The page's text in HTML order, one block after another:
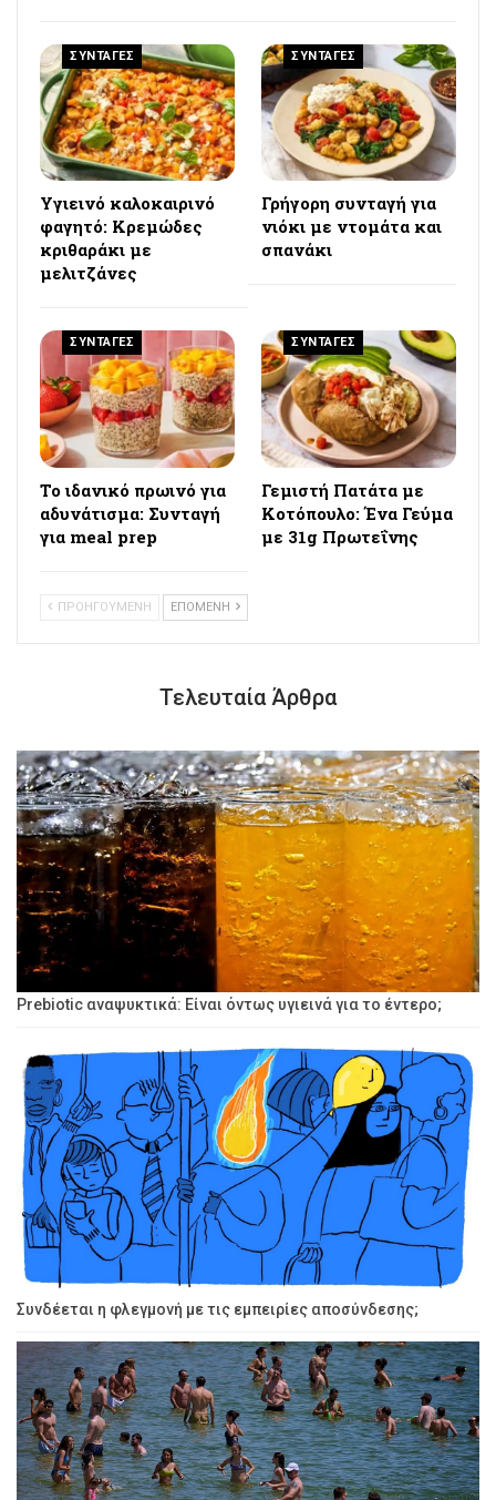
ΣΥΝΤΑΓΕΣ
Υγιεινό καλοκαιρινό
φαγητό: Κρεμώδες
κριθαράκι με
μελιτζάνες
ΣΥΝΤΑΓΕΣ
Γρήγορη συνταγή για
νιόκι με ντομάτα και
σπανάκι
ΣΥΝΤΑΓΕΣ
Το ιδανικό πρωινό για
αδυνάτισμα: Συνταγή
για meal prep
ΣΥΝΤΑΓΕΣ
Γεμιστή Πατάτα με
Κοτόπουλο: Ένα Γεύμα
με 31g Πρωτεΐνης
ΠΡΟΗΓΟΥΜΕΝΗ ΕΠΟΜΕΝΗ
Τελευταία Άρθρα
Prebiotic αναψυκτικά: Είναι όντως υγιεινά για το έντερο;
Συνδέεται η φλεγμονή με τις εμπειρίες αποσύνδεσης;